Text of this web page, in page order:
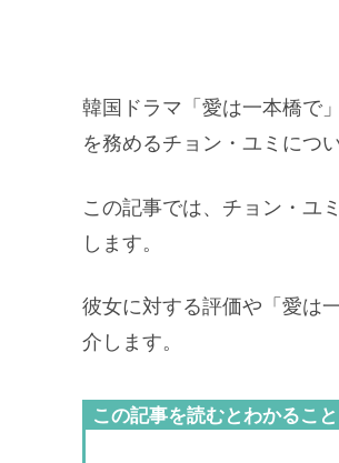
韓国ドラマ「愛は一本橋で
を務めるチョン・ユミにつ
この記事では、チョン・ユ
します。
彼女に対する評価や「愛は
介します。
この記事を読むとわかること